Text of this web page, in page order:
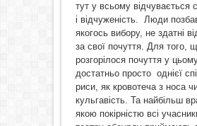
тут у всьому відчувається
і відчуженість. Люди
якогось вибору, не здатні
за свої почуття. Для того,
розгорілося почуття у цьому
достатньо просто однієї
риси, як кровотеча з носа
кульгавість. Та найбільш
якою покірністю всі